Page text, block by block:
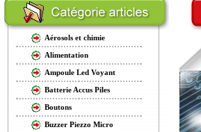
Aérosols et chimie
Alimentation
Ampoule Led Voyant
Batterie Accus Piles
Boutons
Buzzer Piezzo Micro